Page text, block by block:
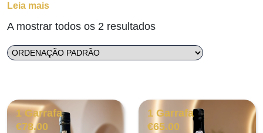
Leia mais
A mostrar todos os 2 resultados
1 Garrafa
€78.00
1 Garrafa
€65.00